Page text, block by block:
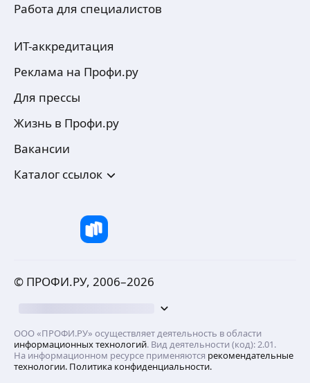
Работа для специалистов
ИТ-аккредитация
Реклама на Профи.ру
Для прессы
Жизнь в Профи.ру
Вакансии
Каталог ссылок
© ПРОФИ.РУ, 2006–2026
ООО «ПРОФИ.РУ» осуществляет деятельность в области
информационных технологий. Вид деятельности (код): 2.01.
На информационном ресурсе применяются рекомендательные
технологии. Политика конфиденциальности.